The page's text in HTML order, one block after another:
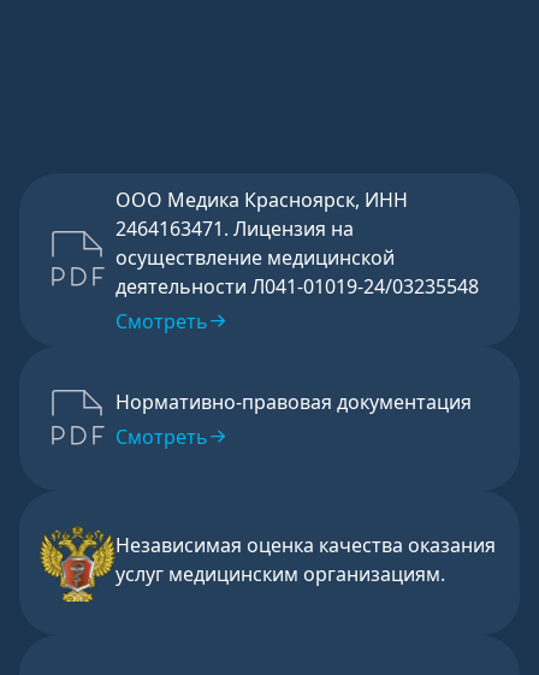
ООО Медика Красноярск, ИНН
2464163471. Лицензия на
осуществление медицинской
деятельности Л041-01019-24/03235548
Смотреть
Нормативно-правовая документация
Смотреть
Независимая оценка качества оказания
услуг медицинским организациям.